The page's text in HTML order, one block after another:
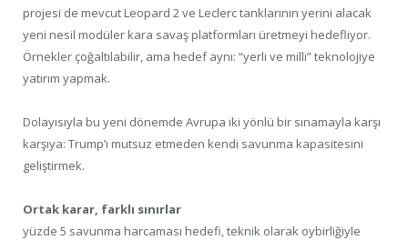
projesi de mevcut Leopard 2 ve Leclerc tanklarının yerini alacak
yeni nesil modüler kara savaş platformları üretmeyi hedefliyor.
Örnekler çoğaltılabilir, ama hedef aynı: “yerli ve milli” teknolojiye
yatırım yapmak.
Dolayısıyla bu yeni dönemde Avrupa iki yönlü bir sınamayla karşı
karşıya: Trump’ı mutsuz etmeden kendi savunma kapasitesini
geliştirmek.
Ortak karar, farklı sınırlar
yüzde 5 savunma harcaması hedefi, teknik olarak oybirliğiyle